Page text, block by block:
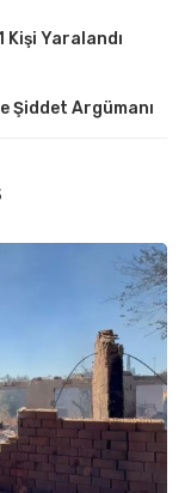
Kişi Yaralandı
Şiddet Argümanı